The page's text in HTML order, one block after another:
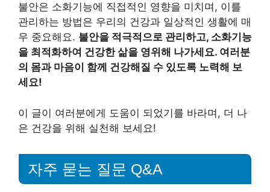
불안은 소화기능에 직접적인 영향을 미치며, 이를
관리하는 방법은 우리의 건강과 일상적인 생활에 매
우 중요해요. 불안을 적극적으로 관리하고, 소화기능
을 최적화하여 건강한 삶을 영위해 나가세요. 여러분
의 몸과 마음이 함께 건강해질 수 있도록 노력해 보
세요!
이 글이 여러분에게 도움이 되었기를 바라며, 더 나
은 건강을 위해 실천해 보세요!
자주 묻는 질문 Q&A